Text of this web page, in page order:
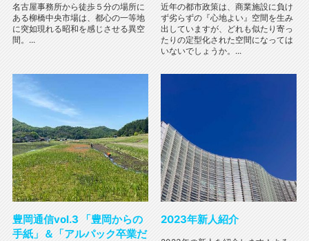
名古屋事務所から徒歩５分の場所に
ある柳橋中央市場は、都心の一等地
に突如現れる昭和を感じさせる異空
間。...
近年の都市政策は、商業施設に負け
ず劣らずの『心地よい』空間を生み
出していますが、どれも似たり寄っ
たりの定型化された空間になっては
いないでしょうか。...
豊岡通信vol.3 「豊岡からの
手紙」＆「アルパック卒業だ
2023年新人紹介